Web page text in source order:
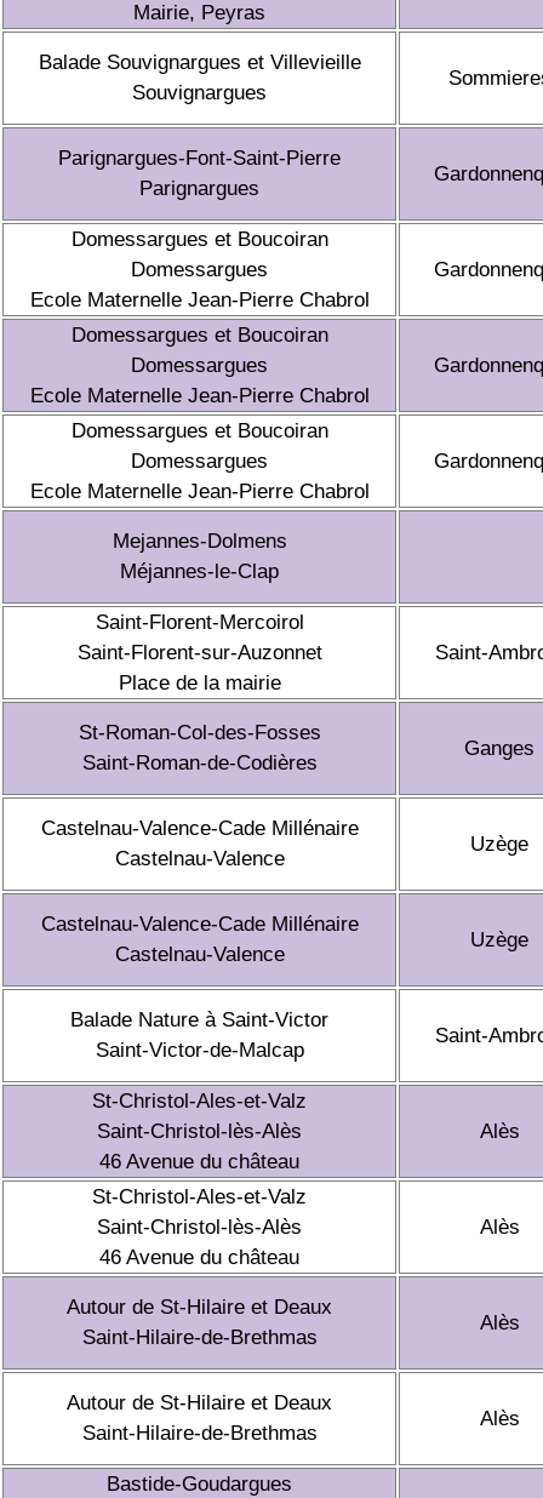
Mairie, Peyras
Balade Souvignargues et Villevieille
Souvignargues
Parignargues-Font-Saint-Pierre
Parignargues
Domessargues et Boucoiran
Domessargues
Ecole Maternelle Jean-Pierre Chabrol
Domessargues et Boucoiran
Domessargues
Ecole Maternelle Jean-Pierre Chabrol
Domessargues et Boucoiran
Domessargues
Ecole Maternelle Jean-Pierre Chabrol
Mejannes-Dolmens
Méjannes-le-Clap
Saint-Florent-Mercoirol
Saint-Florent-sur-Auzonnet
Place de la mairie
Saint-
St-Roman-Col-des-Fosses
Saint-Roman-de-Codières
Ganges
Castelnau-Valence-Cade Millénaire
Castelnau-Valence
Uzège
Castelnau-Valence-Cade Millénaire
Castelnau-Valence
Uzège
Balade Nature à Saint-Victor
Saint-Victor-de-Malcap
Saint-
St-Christol-Ales-et-Valz
Saint-Christol-lès-Alès
46 Avenue du château
Alès
St-Christol-Ales-et-Valz
Saint-Christol-lès-Alès
46 Avenue du château
Alès
Autour de St-Hilaire et Deaux
Saint-Hilaire-de-Brethmas
Alès
Autour de St-Hilaire et Deaux
Saint-Hilaire-de-Brethmas
Alès
Bastide-Goudargues